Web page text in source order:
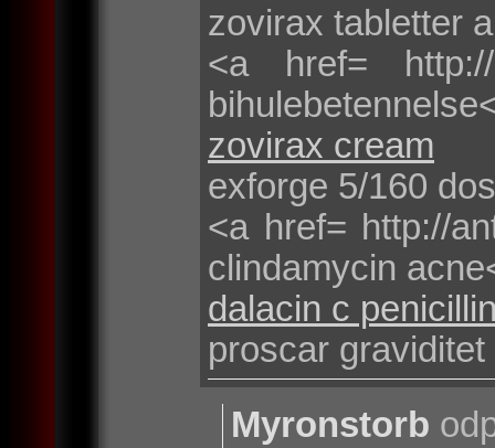
zovirax tabletter
<a href= http://
zovirax cream
exforge 5/160
<a href= http://
clindamycin
dalacin c
proscar graviditet
Myronstorb